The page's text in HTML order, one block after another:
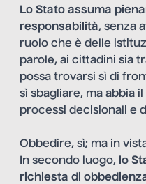
Lo Stato assuma
responsabilità, senza
ruolo che è delle
parole, ai cittadini sia
possa trovarsi sì di
sì sbagliare, ma abbia
processi decisionali e
Obbedire, sì; ma in
In secondo luogo, lo
richiesta di